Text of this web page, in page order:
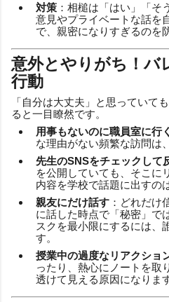
対策 ：相槌は「はい」「そ
意見やプライベートな話を
で、親密になりすぎるのを
意外とやりがち！バ
行動
「自分は大丈夫」と思っていて
ると一目瞭然です。
用事もないのに職員室に行く
な理由がない頻繁な訪問は
先生のSNSをチェックして
を公開していても、そこに
内容を学校で話題に出すの
親友にだけ話す ：どれだけ
に話した時点で「秘密」で
スクを最小限にするには、
す。
授業中の過度なリアクショ
ったり、熱心にノートを取
透けて見える原因になります